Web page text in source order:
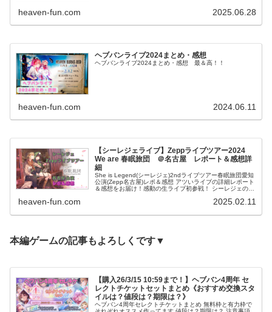
heaven-fun.com 2025.06.28
ヘブバンライブ2024まとめ・感想
ヘブバンライブ2024まとめ・感想 最＆高！！
heaven-fun.com 2024.06.11
【シーレジェライブ】Zeppライブツアー2024
We are 春眠旅団 ＠名古屋 レポート＆感想詳
細
She is Legend(シーレジェ)2ndライブツアー春眠旅団愛知
公演(Zepp名古屋)レポ＆感想 アツいライブの詳細レポート
＆感想をお届け！感動の生ライブ初参戦！ シーレジェの旅
heaven-fun.com 2025.02.11
本編ゲームの記事もよろしくです▼
【購入26/3/15 10:59まで！】ヘブバン4周年 セ
レクトチケットセットまとめ《おすすめ交換スタ
イルは？値段は？期限は？》
ヘブバン4周年セレクトチケットまとめ 無料枠と有力枠で